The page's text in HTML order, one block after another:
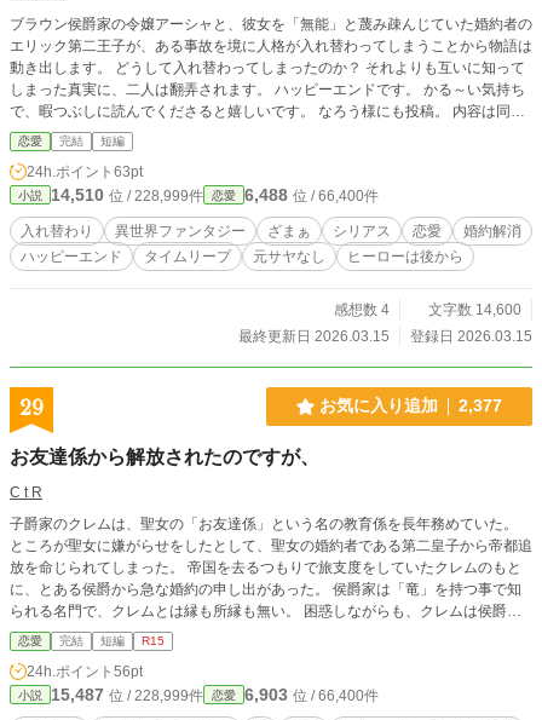
ブラウン侯爵家の令嬢アーシャと、彼女を「無能」と蔑み疎んじていた婚約者の
エリック第二王子が、ある事故を境に人格が入れ替わってしまうことから物語は
動き出します。 どうして入れ替わってしまったのか？ それよりも互いに知って
しまった真実に、二人は翻弄されます。 ハッピーエンドです。 かる～い気持ち
で、暇つぶしに読んでくださると嬉しいです。 なろう様にも投稿。 内容は同じ
ですが、なろう様ではアーシャ視点から始まっています。
恋愛 完結 短編
24h.ポイント 63pt
小説 14,510 位 / 228,999件 恋愛 6,488 位 / 66,400件
入れ替わり 異世界ファンタジー ざまぁ シリアス 恋愛
婚約解消
ハッピーエンド
タイムリープ 元サヤなし ヒーローは後から
感想数 4
文字数 14,600
最終更新日 2026.03.15
登録日 2026.03.15
29 お気に入り追加 2,377
お友達係から解放されたのですが、
C t R
子爵家のクレムは、聖女の「お友達係」という名の教育係を長年務めていた。
ところが聖女に嫌がらせをしたとして、聖女の婚約者である第二皇子から帝都追
放を命じられてしまった。 帝国を去るつもりで旅支度をしていたクレムのもと
に、とある侯爵から急な婚約の申し出があった。 侯爵家は「竜」を持つ事で知
られる名門で、クレムとは縁も所縁も無い。 困惑しながらも、クレムは侯爵領
へと旅立った。 侯爵領での心構えは一つ。 ――あまり、仲良くしない事だわ。
※ラブの要素やや薄め ■作品転載、盗作、明らかな設定の類似・盗用、オマージ
ュ、全て禁止致します。
恋愛 完結 短編 R15
24h.ポイント 56pt
小説 15,487 位 / 228,999件 恋愛 6,903 位 / 66,400件